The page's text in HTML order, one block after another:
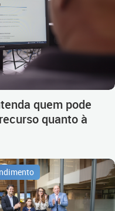
quem pode
quanto à